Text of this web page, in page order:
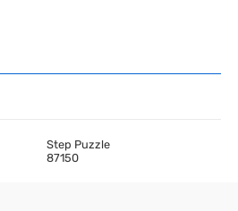
Step Puzzle
87150